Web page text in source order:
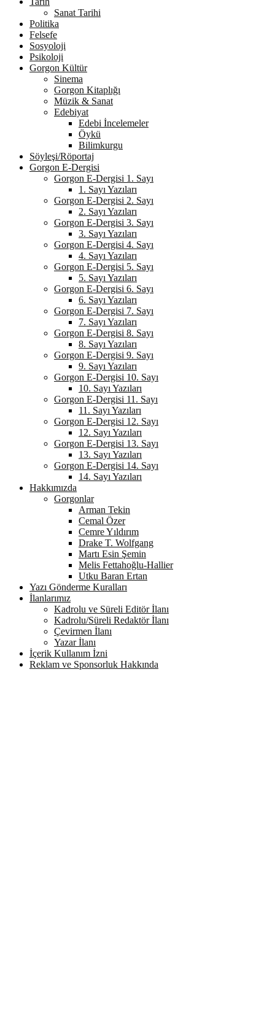
Sanat Tarihi
Politika
Felsefe
Sosyoloji
Psikoloji
Gorgon Kültür
Sinema
Gorgon Kitaplığı
Müzik & Sanat
Edebiyat
Edebi İncelemeler
Öykü
Bilimkurgu
Söyleşi/Röportaj
Gorgon E-Dergisi
Gorgon E-Dergisi 1. Sayı
1. Sayı Yazıları
Gorgon E-Dergisi 2. Sayı
2. Sayı Yazıları
Gorgon E-Dergisi 3. Sayı
3. Sayı Yazıları
Gorgon E-Dergisi 4. Sayı
4. Sayı Yazıları
Gorgon E-Dergisi 5. Sayı
5. Sayı Yazıları
Gorgon E-Dergisi 6. Sayı
6. Sayı Yazıları
Gorgon E-Dergisi 7. Sayı
7. Sayı Yazıları
Gorgon E-Dergisi 8. Sayı
8. Sayı Yazıları
Gorgon E-Dergisi 9. Sayı
9. Sayı Yazıları
Gorgon E-Dergisi 10. Sayı
10. Sayı Yazıları
Gorgon E-Dergisi 11. Sayı
11. Sayı Yazıları
Gorgon E-Dergisi 12. Sayı
12. Sayı Yazıları
Gorgon E-Dergisi 13. Sayı
13. Sayı Yazıları
Gorgon E-Dergisi 14. Sayı
14. Sayı Yazıları
Hakkımızda
Gorgonlar
Arman Tekin
Cemal Özer
Cemre Yıldırım
Drake T. Wolfgang
Martı Esin Şemin
Melis Fettahoğlu-Hallier
Utku Baran Ertan
Yazı Gönderme Kuralları
İlanlarımız
Kadrolu ve Süreli Editör İlanı
Kadrolu/Süreli Redaktör İlanı
Çevirmen İlanı
Yazar İlanı
İçerik Kullanım İzni
Reklam ve Sponsorluk Hakkında